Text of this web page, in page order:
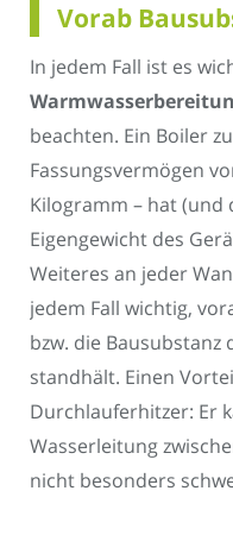
Vorab
In jedem Fall ist es
beachten. Ein Boiler
Fassungsvermögen
Kilogramm – hat (und
Eigengewicht des
Weiteres an jeder
jedem Fall wichtig,
bzw. die
standhält. Einen
Durchlauferhitzer: Er
Wasserleitung
nicht besonders